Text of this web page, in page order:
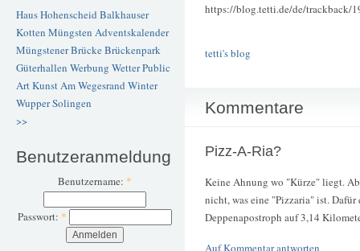
Haus Hohenscheid Balkhauser
Kotten Müngsten Adventskalender
Müngstener BrückeBrückenpark
Güterhallen Werbung WetterPublic
ArtKunstAm Wegesrand Winter
WupperSolingen
>>
Benutzeranmeldung
Benutzername: *
Passwort: *
https://blog.tetti.de/de/trackback/
tetti's blog
Kommentare
Pizz-A-Ria?
Keine Ahnung wo "Kürze" liegt.
nicht, was eine "Pizzaria" ist. Dafür
Deppenapostroph auf 3,14
Auf Kommentar antworten